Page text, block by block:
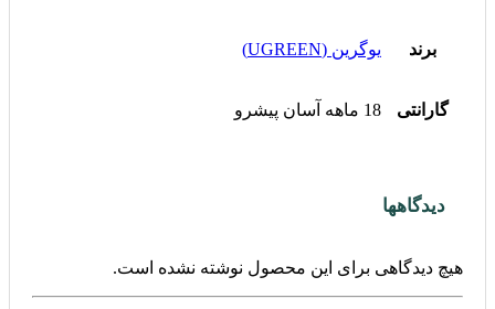
برند یوگرین (UGREEN)
گارانتی 18 ماهه آسان پیشرو
دیدگاهها
هیچ دیدگاهی برای این محصول نوشته نشده است.